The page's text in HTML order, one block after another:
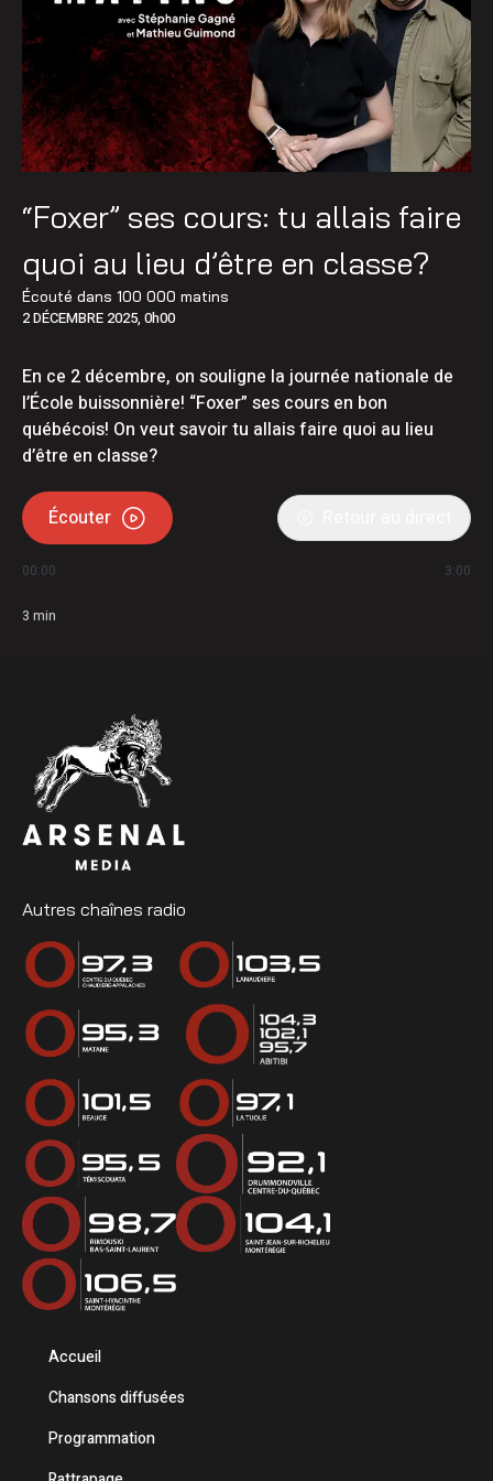
“Foxer” ses cours: tu allais faire
quoi au lieu d’être en classe?
Écouté dans 100 000 matins
2 DÉCEMBRE 2025, 0h00
En ce 2 décembre, on souligne la journée nationale de
l’École buissonnière! “Foxer” ses cours en bon
québécois! On veut savoir tu allais faire quoi au lieu
d’être en classe?
Écouter
00:00 3:00
3 min
Autres chaînes radio
Accueil
Chansons diffusées
Programmation